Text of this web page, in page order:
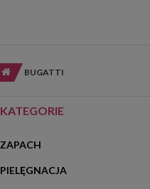
BUGATTI
KATEGORIE
ZAPACH
PIELĘGNACJA